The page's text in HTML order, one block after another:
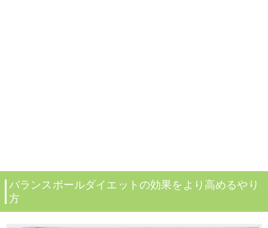
バランスボールダイエットの効果をより高めるやり
方